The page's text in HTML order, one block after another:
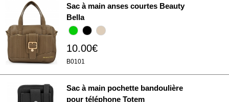
Sac à main anses courtes Beauty
Bella
10.00€
B0101
Sac à main pochette bandoulière
pour téléphone Totem